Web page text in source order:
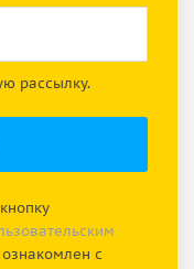
рассылку.
с